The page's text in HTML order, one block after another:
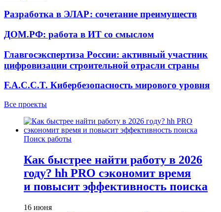
Разработка в ЭЛАР: сочетание преимуществ
ДОМ.РФ: работа в ИТ со смыслом
Главгосэкспертиза России: активный участник
цифровизации строительной отрасли страны
F.A.C.C.T. Кибербезопасность мирового уровня
Все проекты
Поиск работы
Как быстрее найти работу в 2026
году? hh PRO сэкономит время
и повысит эффективность поиска
16 июня